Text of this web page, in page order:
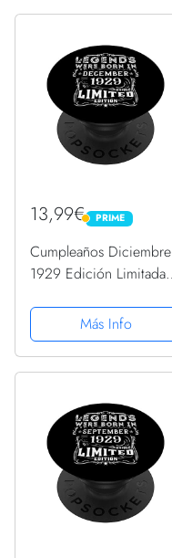
13,99€ PRIME
PRIME
Cumpleaños Diciembre
1929 Edición Limitada
PopSockets PopGrip
Intercambiable
Más Info